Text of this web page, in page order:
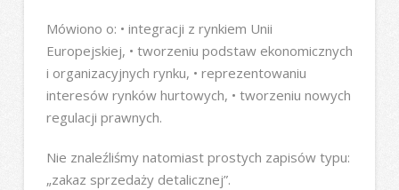
Mówiono o: • integracji z rynkiem Unii
Europejskiej, • tworzeniu podstaw ekonomicznych
i organizacyjnych rynku, • reprezentowaniu
interesów rynków hurtowych, • tworzeniu nowych
regulacji prawnych.
Nie znaleźliśmy natomiast prostych zapisów typu:
„zakaz sprzedaży detalicznej”.